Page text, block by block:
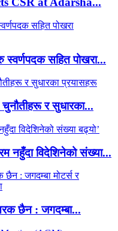
स्वर्णपदक सहित पोखरा...
र सुधारका...
नहुँदा विदेशिनेको संख्या...
छैन : जगदम्बा...